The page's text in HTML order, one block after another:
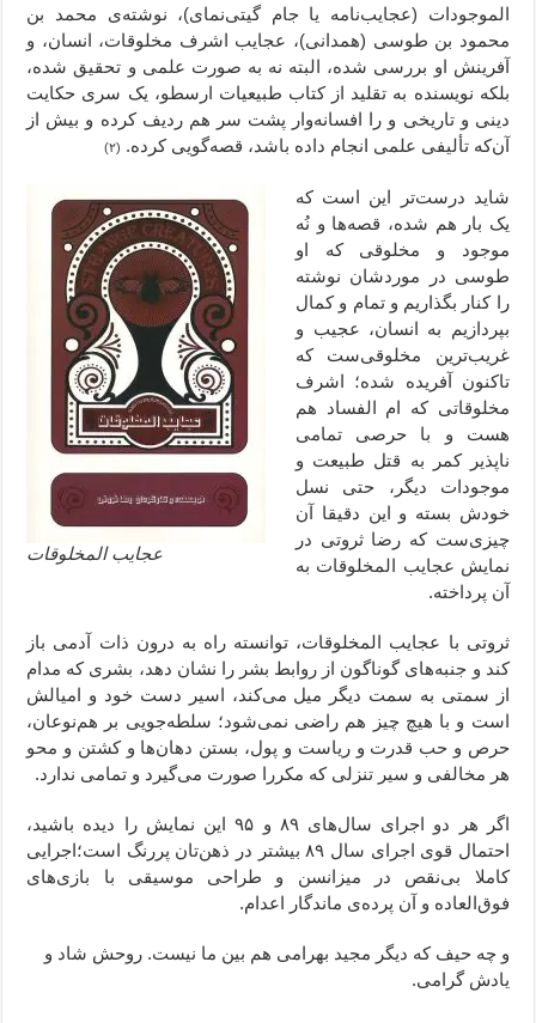
الموجودات (عجایب‌نامه یا جام گیتی‌نمای)، نوشته‌ی محمد بن
محمود بن طوسی (همدانی)، عجایب اشرف مخلوقات، انسان، و
آفرینش او بررسی شده، البته نه به صورت علمی و تحقیق شده،
بلکه نویسنده به تقلید از کتاب طبیعیات ارسطو، یک سری حکایت
دینی و تاریخی و را افسانه‌وار پشت سر هم ردیف کرده و بیش از
آن‌که تألیفی علمی انجام داده باشد، قصه‌گویی کرده. (۲)
عجایب المخلوقات
شاید درست‌تر این است که
یک بار هم شده، قصه‌ها و نُه
موجود و مخلوقی که او
طوسی در موردشان نوشته
را کنار بگذاریم و تمام و کمال
بپردازیم به انسان، عجیب و
غریب‌ترین مخلوقی‌ست که
تاکنون آفریده شده؛ اشرف
مخلوقاتی که ام الفساد هم
هست و با حرصی تمامی
ناپذیر کمر به قتل طبیعت و
موجودات دیگر، حتی نسل
خودش بسته و این دقیقا آن‌
چیزی‌ست که رضا ثروتی در
نمایش عجایب المخلوقات به
آن پرداخته.
ثروتی با عجایب المخلوقات، توانسته راه به درون ذات آدمی باز
کند و جنبه‌های گوناگون از روابط بشر را نشان دهد، بشری که مدام
از سمتی به سمت دیگر میل می‌کند، اسیر دست خود و امیالش
است و با هیچ چیز هم راضی‌ نمی‌شود؛ سلطه‌جویی بر هم‌نوعان،
حرص و حب قدرت و ریاست و پول، بستن دهان‌ها و کشتن و محو
هر مخالفی و سیر تنزلی که مکررا صورت می‌گیرد و تمامی ندارد.
اگر هر دو اجرای سال‌های ۸۹ و ۹۵ این نمایش را دیده باشید،
احتمال قوی اجرای سال ۸۹ بیشتر در ذهن‌تان پررنگ است؛اجرایی
کاملا بی‌نقص در میزانسن و طراحی موسیقی با بازی‌های
فوق‌العاده و آن پرده‌ی ماندگار اعدام.
و چه حیف که دیگر مجید بهرامی هم بین ما نیست. روحش شاد و
یادش گرامی.